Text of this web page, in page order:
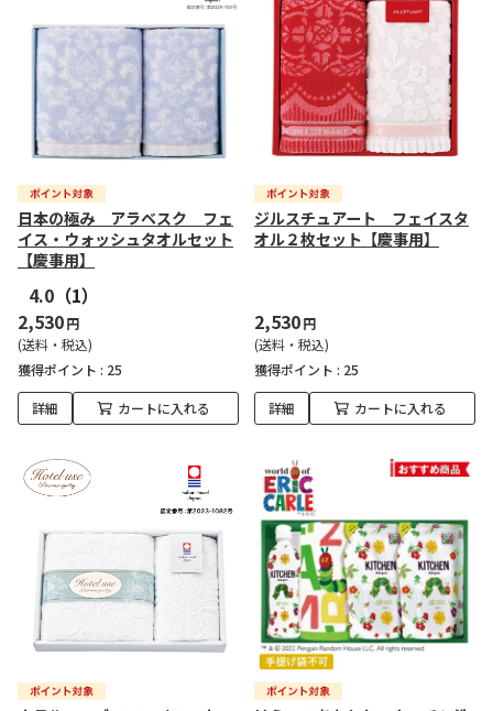
日本の極み アラベスク フェ
イス・ウォッシュタオルセット
【慶事用】
4.0 （1）
2,530円
(送料・税込)
獲得ポイント : 25
詳細 カートに入れる
ジルスチュアート フェイスタ
オル２枚セット【慶事用】
2,530円
(送料・税込)
獲得ポイント : 25
詳細 カートに入れる